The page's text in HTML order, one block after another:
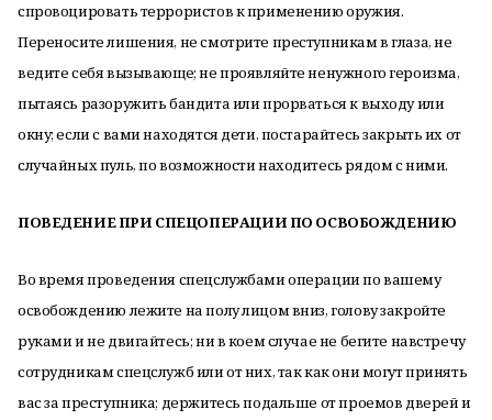
спровоцировать террористов к применению оружия.
Переносите лишения, не смотрите преступникам в глаза, не
ведите себя вызывающе; не проявляйте ненужного героизма,
пытаясь разоружить бандита или прорваться к выходу или
окну; если с вами находятся дети, постарайтесь закрыть их от
случайных пуль, по возможности находитесь рядом с ними.
ПОВЕДЕНИЕ ПРИ СПЕЦОПЕРАЦИИ ПО ОСВОБОЖДЕНИЮ
Во время проведения спецслужбами операции по вашему
освобождению лежите на полу лицом вниз, голову закройте
руками и не двигайтесь; ни в коем случае не бегите навстречу
сотрудникам спецслужб или от них, так как они могут принять
вас за преступника; держитесь подальше от проемов дверей и